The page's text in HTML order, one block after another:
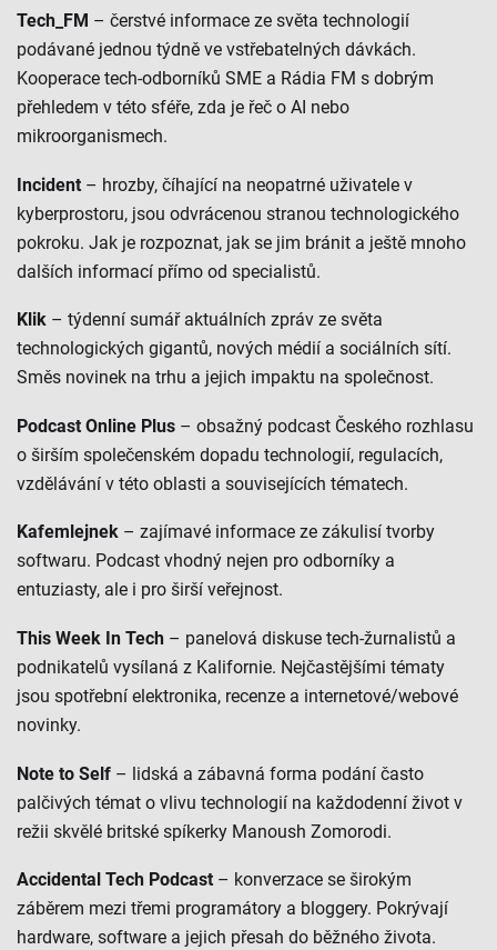
Tech_FM – čerstvé informace ze světa technologií
podávané jednou týdně ve vstřebatelných dávkách.
Kooperace tech-odborníků SME a Rádia FM s dobrým
přehledem v této sféře, zda je řeč o AI nebo
mikroorganismech.
Incident – hrozby, číhající na neopatrné uživatele v
kyberprostoru, jsou odvrácenou stranou technologického
pokroku. Jak je rozpoznat, jak se jim bránit a ještě mnoho
dalších informací přímo od specialistů.
Klik – týdenní sumář aktuálních zpráv ze světa
technologických gigantů, nových médií a sociálních sítí.
Směs novinek na trhu a jejich impaktu na společnost.
Podcast Online Plus – obsažný podcast Českého rozhlasu
o širším společenském dopadu technologií, regulacích,
vzdělávání v této oblasti a souvisejících tématech.
Kafemlejnek – zajímavé informace ze zákulisí tvorby
softwaru. Podcast vhodný nejen pro odborníky a
entuziasty, ale i pro širší veřejnost.
This Week In Tech – panelová diskuse tech-žurnalistů a
podnikatelů vysílaná z Kalifornie. Nejčastějšími tématy
jsou spotřební elektronika, recenze a internetové/webové
novinky.
Note to Self – lidská a zábavná forma podání často
palčivých témat o vlivu technologií na každodenní život v
režii skvělé britské spíkerky Manoush Zomorodi.
Accidental Tech Podcast – konverzace se širokým
záběrem mezi třemi programátory a bloggery. Pokrývají
hardware, software a jejich přesah do běžného života.